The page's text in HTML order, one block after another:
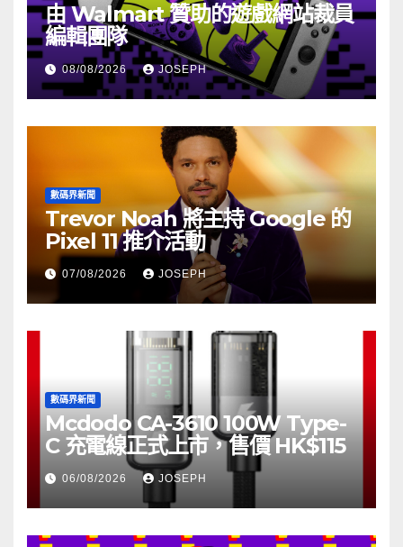
由 Walmart 贊助的遊戲網站裁員
編輯團隊
08/08/2026 JOSEPH
數碼界新聞
Trevor Noah 將主持 Google 的
Pixel 11 推介活動
07/08/2026 JOSEPH
數碼界新聞
Mcdodo CA-3610 100W Type-
C 充電線正式上市，售價 HK$115
06/08/2026 JOSEPH